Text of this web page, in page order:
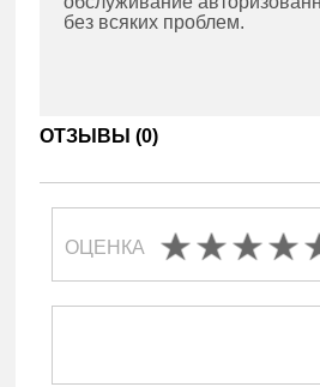
без всяких проблем.
ОТЗЫВЫ (0)
ОЦЕНКА